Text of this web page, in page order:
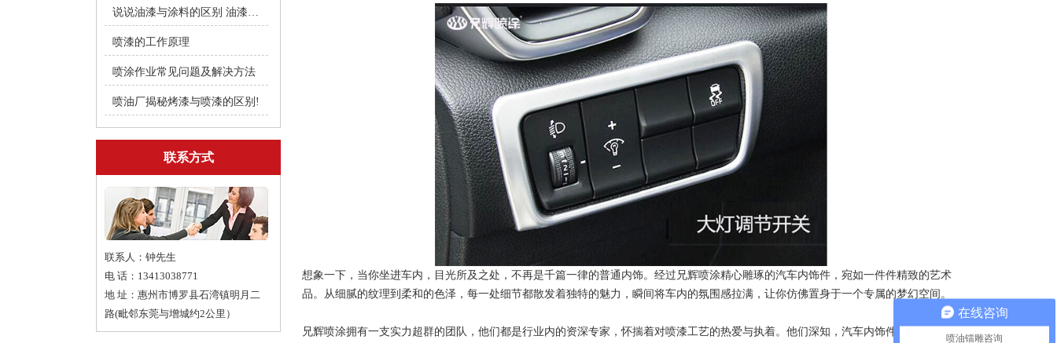
说说油漆与涂料的区别 油漆附着不良快用附着力促进剂
喷漆的工作原理
喷涂作业常见问题及解决方法
喷油厂揭秘烤漆与喷漆的区别!
联系方式
联系人：钟先生
电 话：13413038771
地 址：惠州市博罗县石湾镇明月二
路(毗邻东莞与增城约2公里）
想象一下，当你坐进车内，目光所及之处，不再是千篇一律的普通内饰。经过兄辉喷涂精心雕琢的汽车内饰件，宛如一件件精致的艺术
品。从细腻的纹理到柔和的色泽，每一处细节都散发着独特的魅力，瞬间将车内的氛围感拉满，让你仿佛置身于一个专属的梦幻空间。
兄辉喷涂拥有一支实力超群的团队，他们都是行业内的资深专家，怀揣着对喷漆工艺的热爱与执着。他们深知，汽车内饰件喷漆不仅仅
在线咨询
喷油镭雕咨询